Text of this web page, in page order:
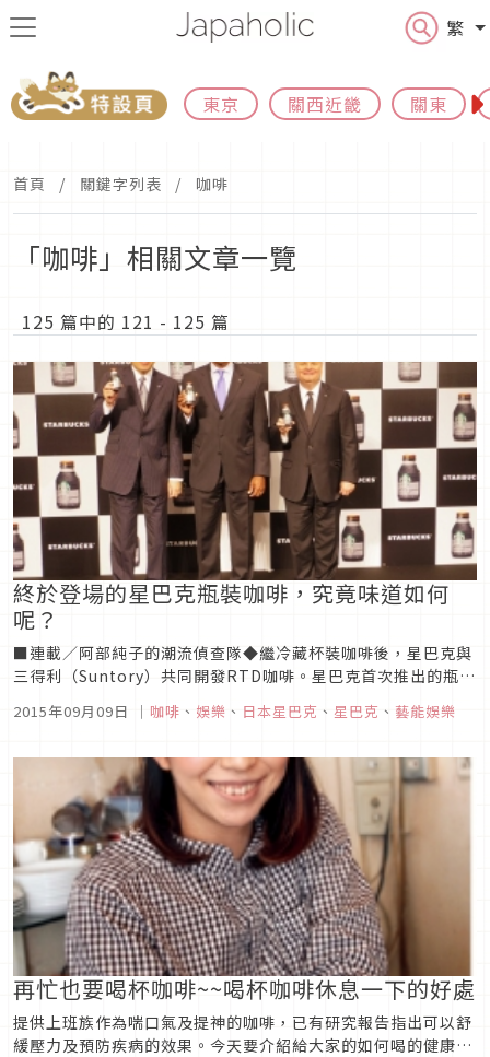
繁
東京 關西近畿 關東
首頁 關鍵字列表 咖啡
「咖啡」相關文章一覽
125 篇中的 121 - 125 篇
終於登場的星巴克瓶裝咖啡，究竟味道如何
呢？
■連載／阿部純子的潮流偵查隊◆繼冷藏杯裝咖啡後，星巴克與
三得利（Suntory）共同開發RTD咖啡。星巴克首次推出的瓶裝
咖啡「星巴克黑咖啡 派克市場烘焙」（每275克200日圓），
自8月25日起已於日本全國便利商店及各交通設施內商店販售。
2015年09月09日 ｜ 咖啡 、 娛樂 、 日本星巴克 、 星巴克 、 藝能娛樂
再忙也要喝杯咖啡~~喝杯咖啡休息一下的好處
提供上班族作為喘口氣及提神的咖啡，已有研究報告指出可以舒
緩壓力及預防疾病的效果。今天要介紹給大家的如何喝的健康，